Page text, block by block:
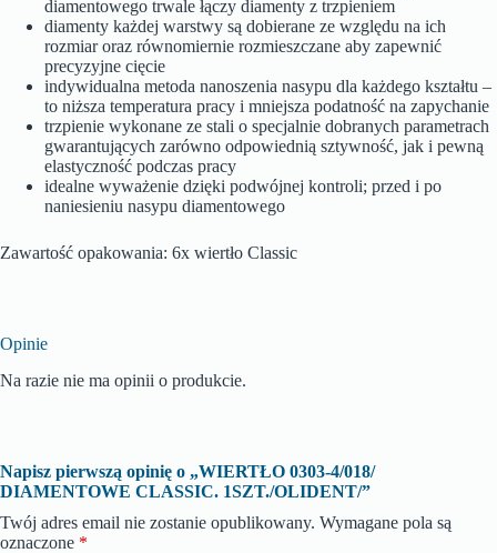
diamentowego trwale łączy diamenty z trzpieniem
diamenty każdej warstwy są dobierane ze względu na ich
rozmiar oraz równomiernie rozmieszczane aby zapewnić
precyzyjne cięcie
indywidualna metoda nanoszenia nasypu dla każdego kształtu –
to niższa temperatura pracy i mniejsza podatność na zapychanie
trzpienie wykonane ze stali o specjalnie dobranych parametrach
gwarantujących zarówno odpowiednią sztywność, jak i pewną
elastyczność podczas pracy
idealne wyważenie dzięki podwójnej kontroli; przed i po
naniesieniu nasypu diamentowego
Zawartość opakowania: 6x wiertło Classic
Opinie
Na razie nie ma opinii o produkcie.
Napisz pierwszą opinię o „WIERTŁO 0303-4/018/
DIAMENTOWE CLASSIC. 1SZT./OLIDENT/”
Twój adres email nie zostanie opublikowany. Wymagane pola są
oznaczone *